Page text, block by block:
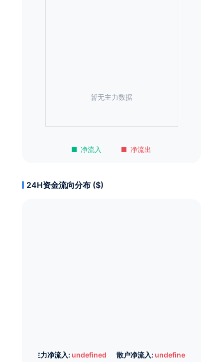
净流入 净流出
暂无主力数据
24H资金流向分布 ($)
主力净流入: undefined 散户净流入: undefined